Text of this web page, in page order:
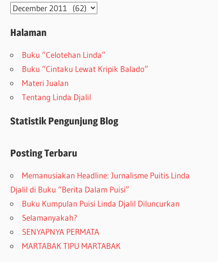
Arsip
Halaman
Buku “Celotehan Linda”
Buku “Cintaku Lewat Kripik Balado”
Materi Jualan
Tentang Linda Djalil
Statistik Pengunjung Blog
Posting Terbaru
Memanusiakan Headline: Jurnalisme Puitis Linda
Djalil di Buku “Berita Dalam Puisi”
Buku Kumpulan Puisi Linda Djalil Diluncurkan
Selamanyakah?
SENYAPNYA PERMATA
MARTABAK TIPU MARTABAK